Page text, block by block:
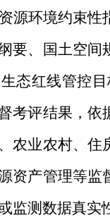
源环境约束性
要、国土空
态红线管控
考评结果，依
农业农村、住
资产管理等监
监测数据真实